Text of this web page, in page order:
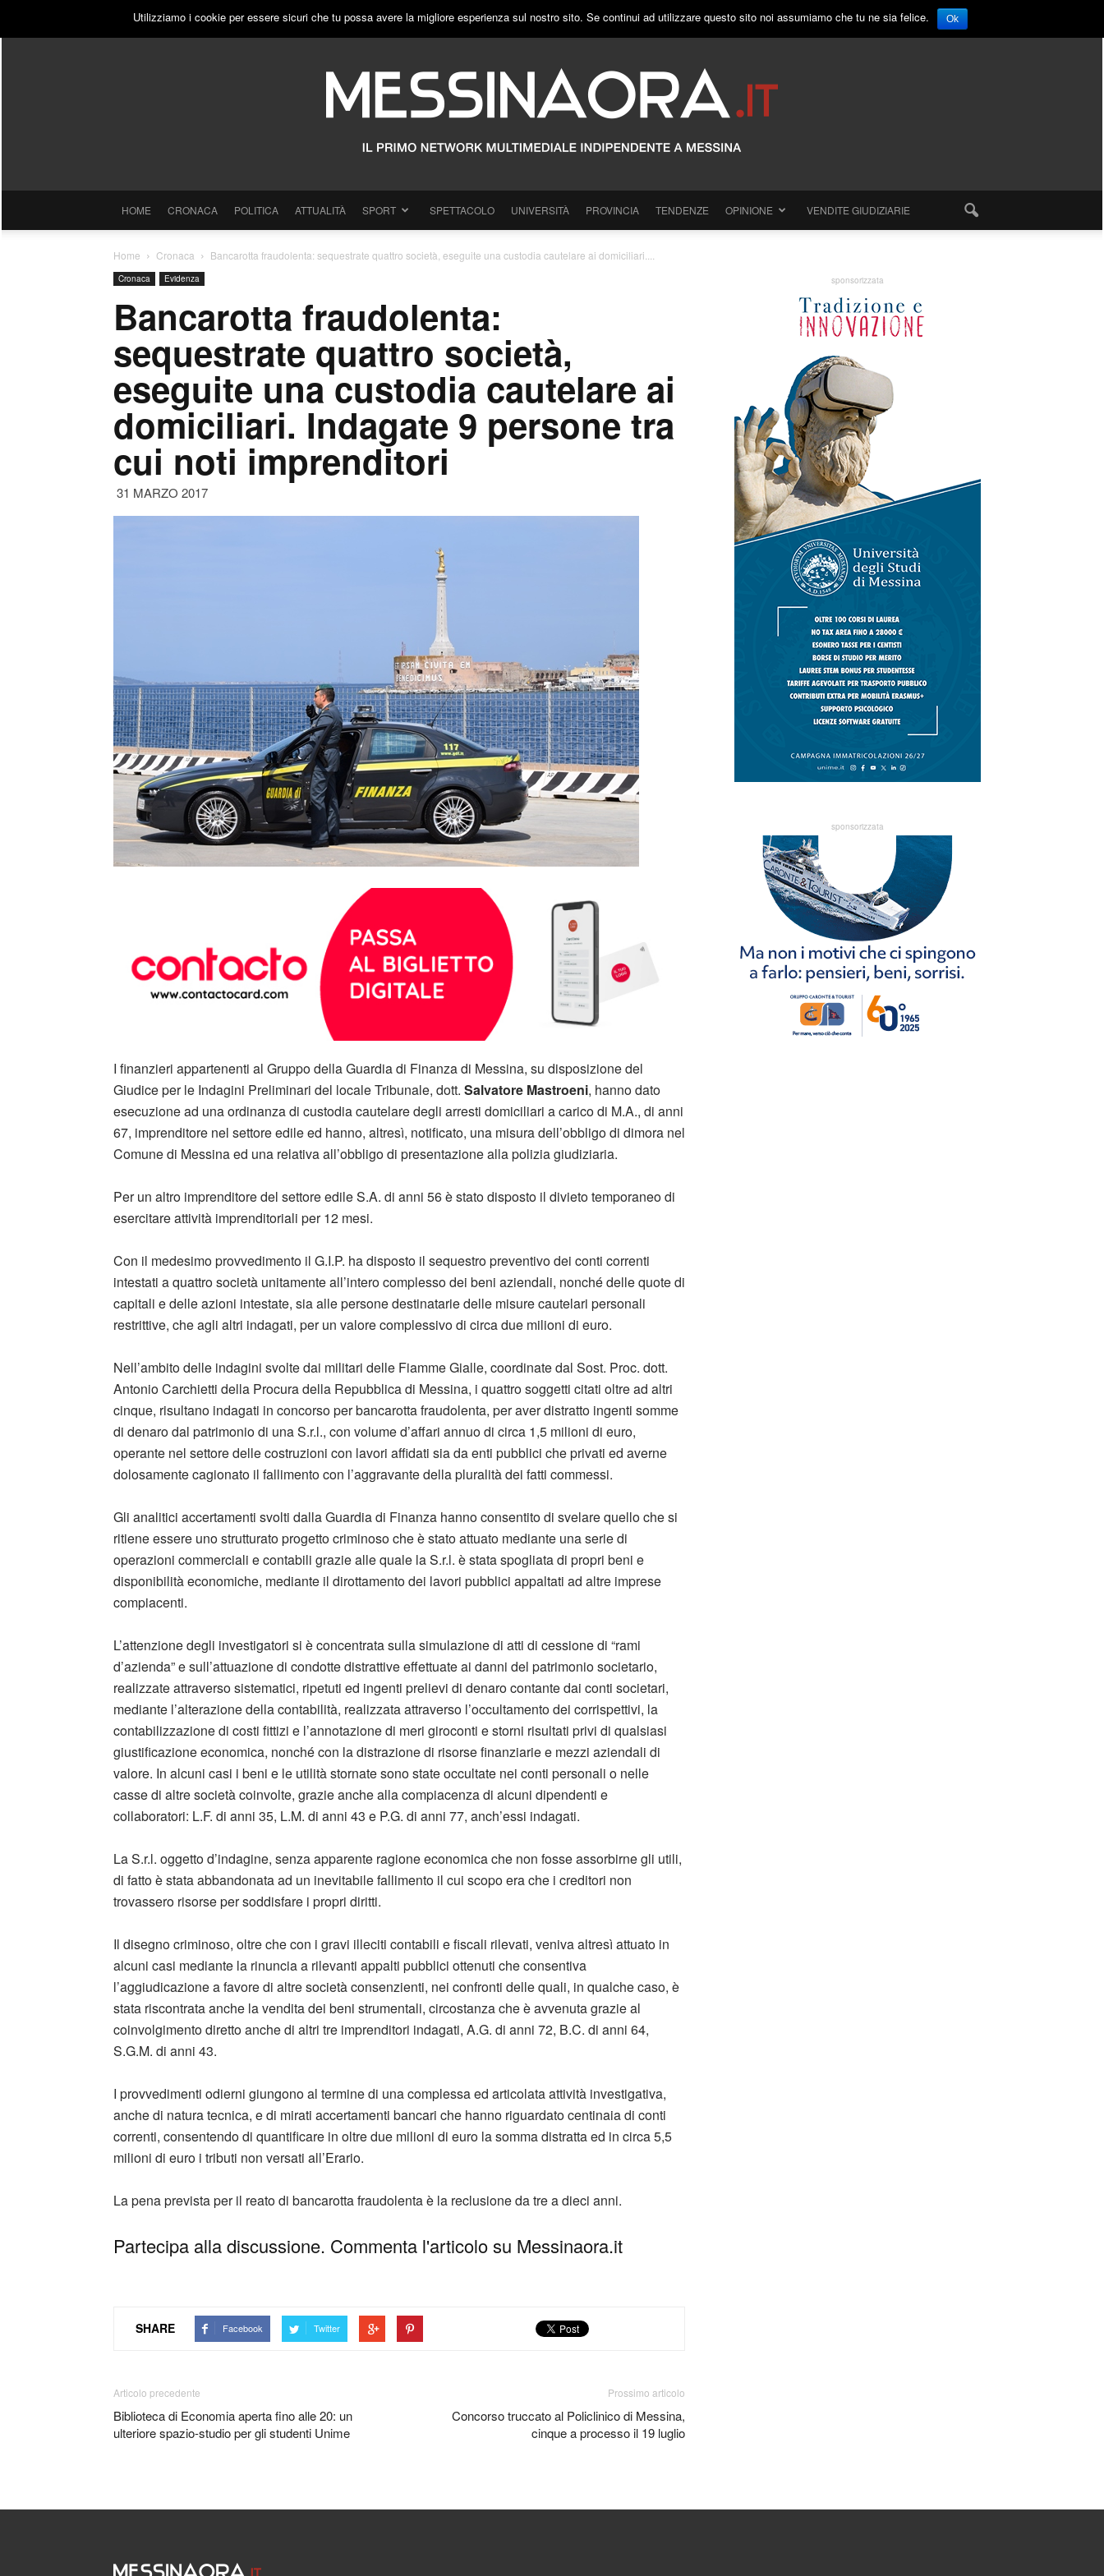
VENERDÌ, 7 AGOSTO 2026 PUBBLICITÀ
HOME CRONACA POLITICA ATTUALITÀ SPORT SPETTACOLO UNIVERSITÀ PROVINCIA TENDENZE OPINIONE VENDITE GIUDIZIARIE
Home Cronaca Bancarotta fraudolenta: sequestrate quattro società, eseguite una custodia cautelare ai domiciliari....
Cronaca Evidenza
Bancarotta fraudolenta:
sequestrate quattro società,
eseguite una custodia cautelare ai
domiciliari. Indagate 9 persone tra
cui noti imprenditori
31 MARZO 2017
I finanzieri appartenenti al Gruppo della Guardia di Finanza di Messina, su disposizione del
Giudice per le Indagini Preliminari del locale Tribunale, dott. Salvatore Mastroeni, hanno dato
esecuzione ad una ordinanza di custodia cautelare degli arresti domiciliari a carico di M.A., di anni
67, imprenditore nel settore edile ed hanno, altresì, notificato, una misura dell’obbligo di dimora nel
Comune di Messina ed una relativa all’obbligo di presentazione alla polizia giudiziaria.
Per un altro imprenditore del settore edile S.A. di anni 56 è stato disposto il divieto temporaneo di
esercitare attività imprenditoriali per 12 mesi.
Con il medesimo provvedimento il G.I.P. ha disposto il sequestro preventivo dei conti correnti
intestati a quattro società unitamente all’intero complesso dei beni aziendali, nonché delle quote di
capitali e delle azioni intestate, sia alle persone destinatarie delle misure cautelari personali
restrittive, che agli altri indagati, per un valore complessivo di circa due milioni di euro.
Nell’ambito delle indagini svolte dai militari delle Fiamme Gialle, coordinate dal Sost. Proc. dott.
Antonio Carchietti della Procura della Repubblica di Messina, i quattro soggetti citati oltre ad altri
cinque, risultano indagati in concorso per bancarotta fraudolenta, per aver distratto ingenti somme
di denaro dal patrimonio di una S.r.l., con volume d’affari annuo di circa 1,5 milioni di euro,
operante nel settore delle costruzioni con lavori affidati sia da enti pubblici che privati ed averne
dolosamente cagionato il fallimento con l’aggravante della pluralità dei fatti commessi.
Gli analitici accertamenti svolti dalla Guardia di Finanza hanno consentito di svelare quello che si
ritiene essere uno strutturato progetto criminoso che è stato attuato mediante una serie di
operazioni commerciali e contabili grazie alle quale la S.r.l. è stata spogliata di propri beni e
disponibilità economiche, mediante il dirottamento dei lavori pubblici appaltati ad altre imprese
compiacenti.
L’attenzione degli investigatori si è concentrata sulla simulazione di atti di cessione di “rami
d’azienda” e sull’attuazione di condotte distrattive effettuate ai danni del patrimonio societario,
realizzate attraverso sistematici, ripetuti ed ingenti prelievi di denaro contante dai conti societari,
mediante l’alterazione della contabilità, realizzata attraverso l’occultamento dei corrispettivi, la
contabilizzazione di costi fittizi e l’annotazione di meri giroconti e storni risultati privi di qualsiasi
giustificazione economica, nonché con la distrazione di risorse finanziarie e mezzi aziendali di
valore. In alcuni casi i beni e le utilità stornate sono state occultate nei conti personali o nelle
casse di altre società coinvolte, grazie anche alla compiacenza di alcuni dipendenti e
collaboratori: L.F. di anni 35, L.M. di anni 43 e P.G. di anni 77, anch’essi indagati.
La S.r.l. oggetto d’indagine, senza apparente ragione economica che non fosse assorbirne gli utili,
di fatto è stata abbandonata ad un inevitabile fallimento il cui scopo era che i creditori non
trovassero risorse per soddisfare i propri diritti.
Il disegno criminoso, oltre che con i gravi illeciti contabili e fiscali rilevati, veniva altresì attuato in
alcuni casi mediante la rinuncia a rilevanti appalti pubblici ottenuti che consentiva
l’aggiudicazione a favore di altre società consenzienti, nei confronti delle quali, in qualche caso, è
stata riscontrata anche la vendita dei beni strumentali, circostanza che è avvenuta grazie al
coinvolgimento diretto anche di altri tre imprenditori indagati, A.G. di anni 72, B.C. di anni 64,
S.G.M. di anni 43.
I provvedimenti odierni giungono al termine di una complessa ed articolata attività investigativa,
anche di natura tecnica, e di mirati accertamenti bancari che hanno riguardato centinaia di conti
correnti, consentendo di quantificare in oltre due milioni di euro la somma distratta ed in circa 5,5
milioni di euro i tributi non versati all’Erario.
La pena prevista per il reato di bancarotta fraudolenta è la reclusione da tre a dieci anni.
Partecipa alla discussione. Commenta l'articolo su Messinaora.it
SHARE Facebook Twitter
Articolo precedente
Biblioteca di Economia aperta fino alle 20: un
ulteriore spazio-studio per gli studenti Unime
Prossimo articolo
Concorso truccato al Policlinico di Messina,
cinque a processo il 19 luglio
sponsorizzata
sponsorizzata
Utilizziamo i cookie per essere sicuri che tu possa avere la migliore esperienza sul nostro sito. Se continui ad utilizzare questo sito noi assumiamo che tu ne sia felice. Ok